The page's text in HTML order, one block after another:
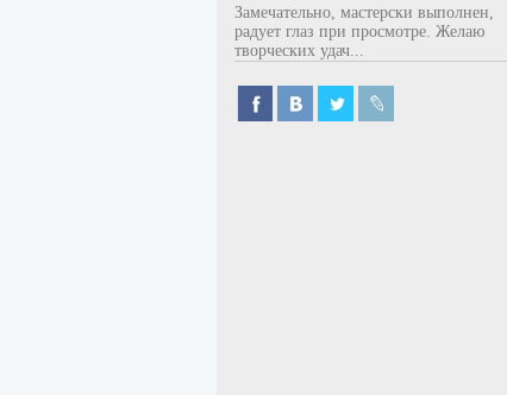
Замечательно, мастерски выполнен,
радует глаз при просмотре. Желаю
творческих удач...